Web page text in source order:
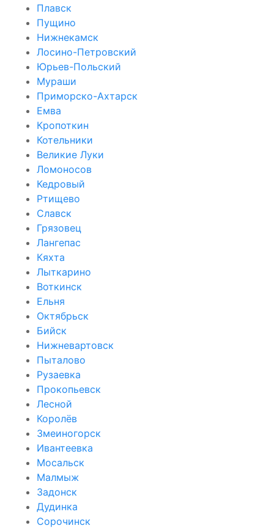
Плавск
Пущино
Нижнекамск
Лосино-Петровский
Юрьев-Польский
Мураши
Приморско-Ахтарск
Емва
Кропоткин
Котельники
Великие Луки
Ломоносов
Кедровый
Ртищево
Славск
Грязовец
Лангепас
Кяхта
Лыткарино
Воткинск
Ельня
Октябрьск
Бийск
Нижневартовск
Пыталово
Рузаевка
Прокопьевск
Лесной
Королёв
Змеиногорск
Ивантеевка
Мосальск
Малмыж
Задонск
Дудинка
Сорочинск